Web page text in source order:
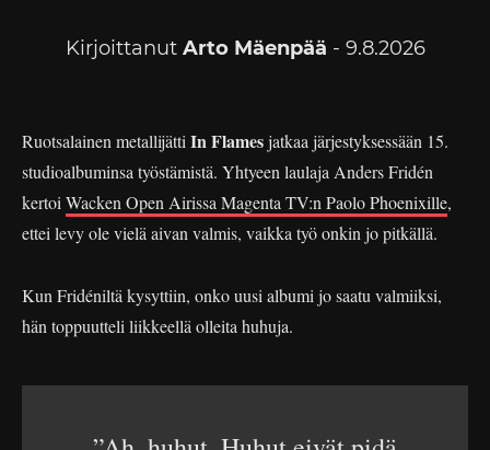
Kirjoittanut Arto Mäenpää - 9.8.2026
Ruotsalainen metallijättiIn Flamesjatkaa järjestyksessään 15.
studioalbuminsa työstämistä. Yhtyeen laulaja Anders Fridén
kertoiWacken Open Airissa Magenta TV:n Paolo Phoenixille,
ettei levy ole vielä aivan valmis, vaikka työ onkin jo pitkällä.
Kun Fridéniltä kysyttiin, onko uusi albumi jo saatu valmiiksi,
hän toppuutteli liikkeellä olleita huhuja.